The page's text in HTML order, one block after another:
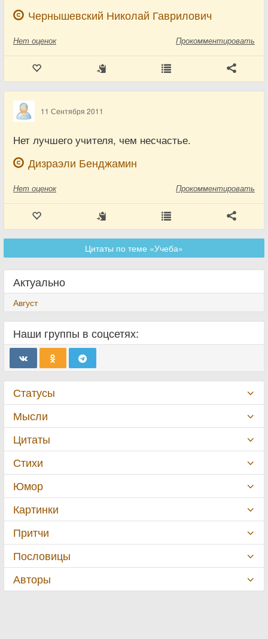
Чернышевский Николай Гаврилович
Нет оценок Прокомментировать
11 Сентября 2011
Нет лучшего учителя, чем несчастье.
Дизраэли Бенджамин
Нет оценок Прокомментировать
Цитаты по теме «Учеба»
Актуально
Август
Наши группы в соцсетях:
Статусы
Мысли
Цитаты
Стихи
Юмор
Картинки
Притчи
Пословицы
Авторы